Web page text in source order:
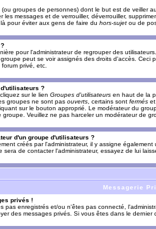
groupes de personnes) dont le but est de veiller
messages et de verrouiller, déverrouiller,
pour éviter aux gens de faire du hors-sujet ou de
pour l'administrateur de regrouper des
peut se voir assignés des droits d'accès. Ceci
privé, etc.
?
sur le lien Groupes d'utilisateurs en haut de la
groupes ne sont pas ouverts , certains sont fermés
sur le bouton approprié. Le modérateur du
Veuillez ne pas harceler un modérateur de
d'un groupe d'utilisateurs ?
créés par l'administrateur, il y assigne
de contacter l'administrateur, essayez de lui
Messagerie
privés !
pas enregistrés et/ou n'êtes pas connecté,
des messages privés. Si vous êtes dans le